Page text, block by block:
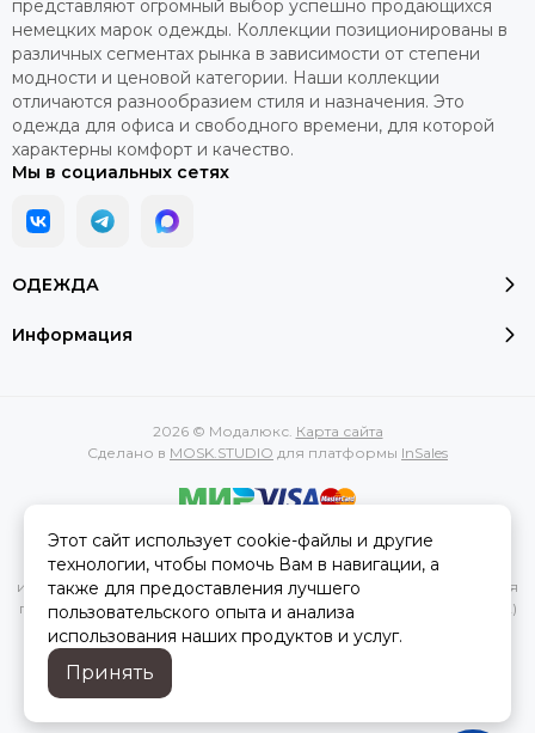
ОДЕЖДА
Информация
представляют огромный выбор успешно продающихся
немецких марок одежды. Коллекции позиционированы в
различных сегментах рынка в зависимости от степени
модности и ценовой категории. Наши коллекции
отличаются разнообразием стиля и назначения. Это
одежда для офиса и свободного времени, для которой
характерны комфорт и качество.
Мы в социальных сетях
2026 © Модалюкс. Карта сайта
Сделано в MOSK.STUDIO для платформы InSales
Вся представленная на сайте информация, касающаяся
характеристик, стоимости товаров и услуг, носит
информационный характер и ни при каких условиях не является
публичной офертой, определяемой положениями Статьи 437(2)
Гражданского кодекса РФ.
Этот сайт использует cookie-файлы и другие
технологии, чтобы помочь Вам в навигации, а
также для предоставления лучшего
пользовательского опыта и анализа
использования наших продуктов и услуг.
Принять